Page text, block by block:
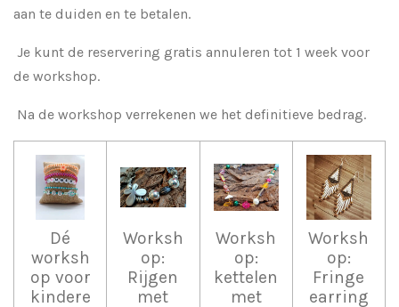
aan te duiden en te betalen.
Je kunt de reservering gratis annuleren tot 1 week voor
de workshop.
Na de workshop verrekenen we het definitieve bedrag.
Dé
worksh
op voor
kindere
Worksh
op:
Rijgen
met
Worksh
op:
kettelen
met
Worksh
op:
Fringe
earring